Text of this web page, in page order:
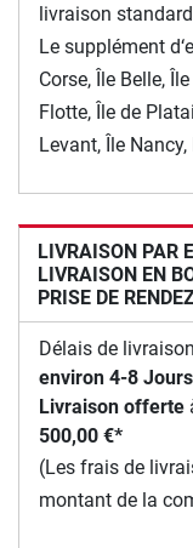
livraison
Le supplément
Corse, Île Belle,
Flotte, Île de
Levant, Île
LIVRAISON PAR
LIVRAISON EN
PRISE DE
Délais de
environ 4-8
Livraison offerte
500,00 €*
(Les frais de
montant de la